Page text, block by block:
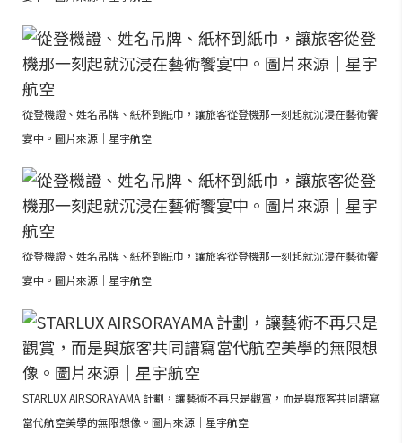
從登機證、姓名吊牌、紙杯到紙巾，讓旅客從登機那一刻起就沉浸在藝術饗
宴中。圖片來源｜星宇航空
從登機證、姓名吊牌、紙杯到紙巾，讓旅客從登機那一刻起就沉浸在藝術饗
宴中。圖片來源｜星宇航空
STARLUX AIRSORAYAMA 計劃，讓藝術不再只是觀賞，而是與旅客共同譜寫
當代航空美學的無限想像。圖片來源｜星宇航空